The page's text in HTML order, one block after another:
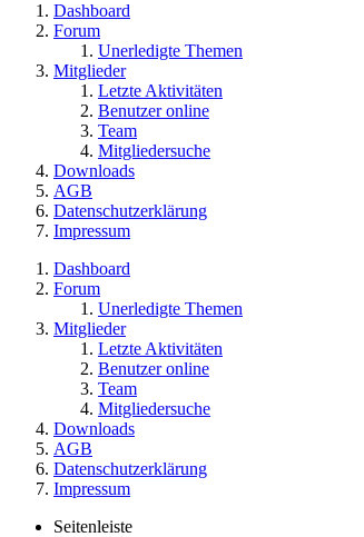
Dashboard
Forum
Unerledigte Themen
Mitglieder
Letzte Aktivitäten
Benutzer online
Team
Mitgliedersuche
Downloads
AGB
Datenschutzerklärung
Impressum
Dashboard
Forum
Unerledigte Themen
Mitglieder
Letzte Aktivitäten
Benutzer online
Team
Mitgliedersuche
Downloads
AGB
Datenschutzerklärung
Impressum
Seitenleiste